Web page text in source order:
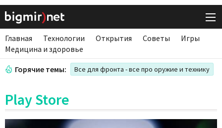
Главная Технологии Открытия Советы
Игры
Медицина и здоровье
Горячие темы: Все для фронта - все про оружие и технику
Play Store